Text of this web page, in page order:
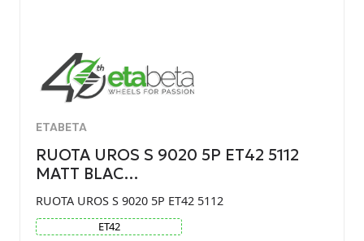
ETABETA
RUOTA UROS S 9020 5P ET42 5112
MATT BLAC…
RUOTA UROS S 9020 5P ET42 5112
ET42